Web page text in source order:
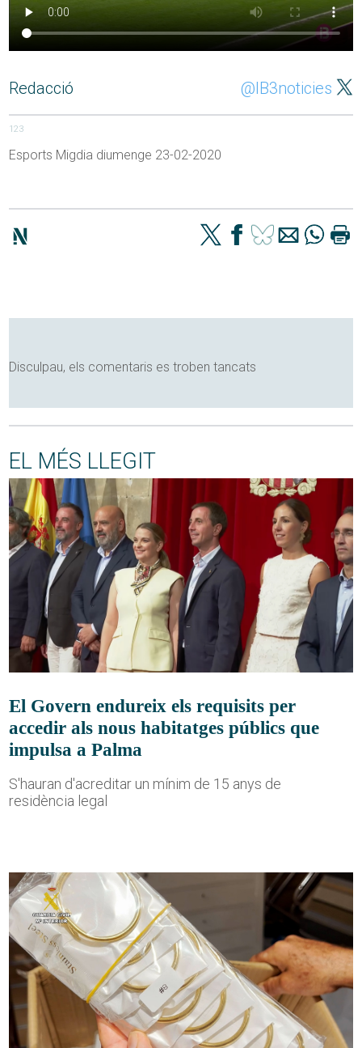
Redacció @IB3noticies
123
Esports Migdia diumenge 23-02-2020
Disculpau, els comentaris es troben tancats
EL MÉS LLEGIT
El Govern endureix els requisits per
accedir als nous habitatges públics que
impulsa a Palma
S'hauran d'acreditar un mínim de 15 anys de
residència legal